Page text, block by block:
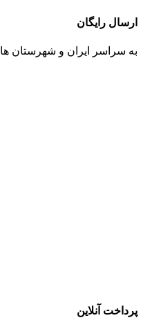
ارسال رایگان
به سراسر ایران و شهرستان ها
پرداخت آنلاین